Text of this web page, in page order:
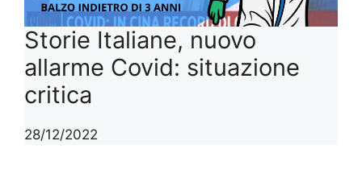
Storie Italiane, nuovo
allarme Covid: situazione
critica
28/12/2022